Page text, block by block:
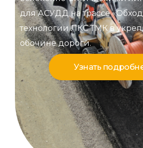
для АСУДД на трассе «Обход
технологии ЛКС ТМК в
обочине дороги.
Узнать